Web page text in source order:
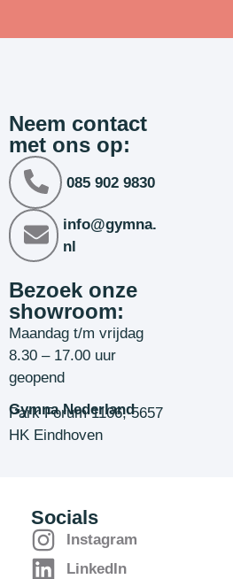
Neem contact
met ons op:
085 902 9830
info@gymna.
nl
Bezoek onze
showroom:
Maandag t/m vrijdag
8.30 – 17.00 uur
geopend
Gymna Nederland
Park Forum 1106, 5657
HK Eindhoven
Socials
Instagram
LinkedIn